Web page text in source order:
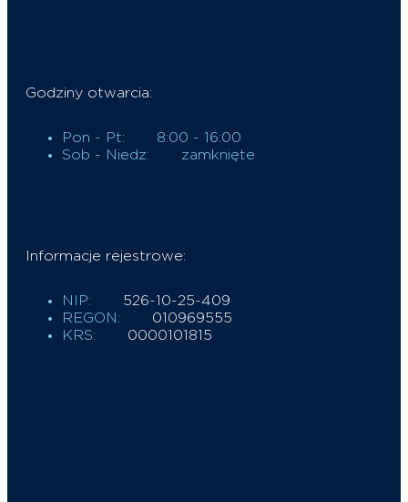
Godziny otwarcia:
Pon - Pt:
8:00 - 16:00
Sob - Niedz:
zamknięte
Informacje rejestrowe:
NIP:
526-10-25-409
REGON:
010969555
KRS:
0000101815